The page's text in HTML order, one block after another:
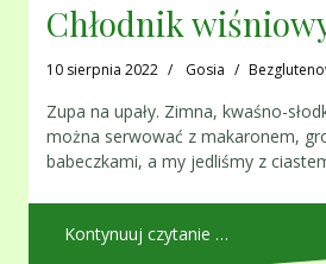
Chłodnik
10 sierpnia 2022 Gosia
Zupa na upały. Zimna, kwaśno-
można serwować z makaronem,
babeczkami, a my jedliśmy z
Kontynuuj czytanie …